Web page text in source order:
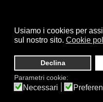
Usiamo i cookies per
sul nostro sito. Cookie
Declina
Parametri cookie:
Necessari